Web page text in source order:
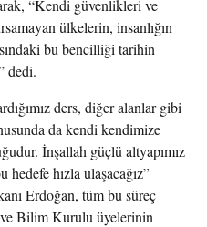
“Kendi güvenlikleri ve
ülkelerin, insanlığın
bu bencilliği tarihin
dedi.
ders, diğer alanlar gibi
da kendi kendimize
İnşallah güçlü altyapımız
hızla ulaşacağız”
Erdoğan, tüm bu süreç
ve Bilim Kurulu üyelerinin